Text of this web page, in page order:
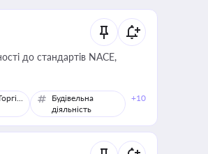
до стандартів NACE,
Торгівля
Будівельна
діяльність
+10